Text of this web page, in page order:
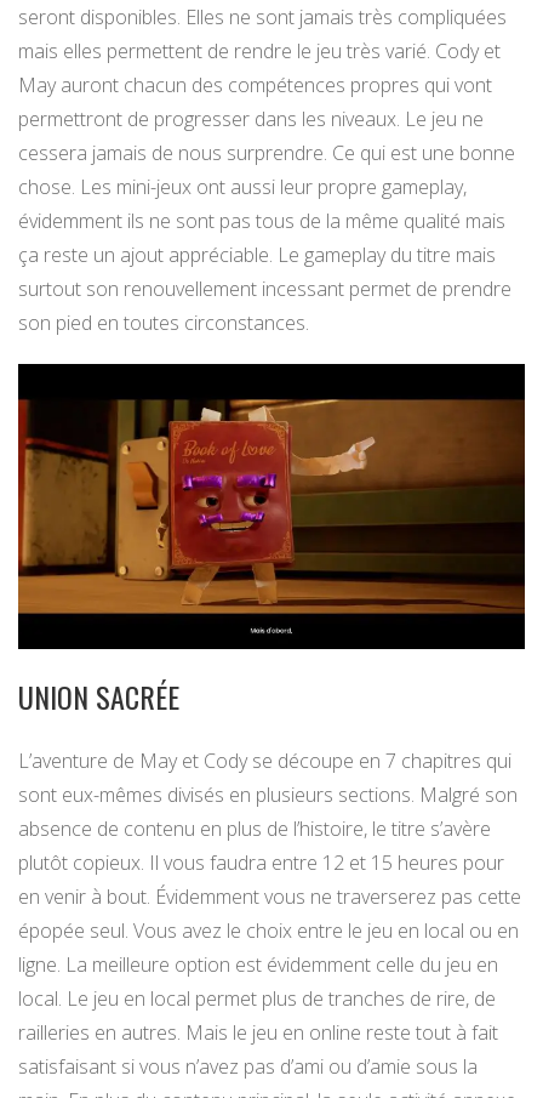
seront disponibles. Elles ne sont jamais très compliquées
mais elles permettent de rendre le jeu très varié. Cody et
May auront chacun des compétences propres qui vont
permettront de progresser dans les niveaux. Le jeu ne
cessera jamais de nous surprendre. Ce qui est une bonne
chose. Les mini-jeux ont aussi leur propre gameplay,
évidemment ils ne sont pas tous de la même qualité mais
ça reste un ajout appréciable. Le gameplay du titre mais
surtout son renouvellement incessant permet de prendre
son pied en toutes circonstances.
UNION SACRÉE
L’aventure de May et Cody se découpe en 7 chapitres qui
sont eux-mêmes divisés en plusieurs sections. Malgré son
absence de contenu en plus de l’histoire, le titre s’avère
plutôt copieux. Il vous faudra entre 12 et 15 heures pour
en venir à bout. Évidemment vous ne traverserez pas cette
épopée seul. Vous avez le choix entre le jeu en local ou en
ligne. La meilleure option est évidemment celle du jeu en
local. Le jeu en local permet plus de tranches de rire, de
railleries en autres. Mais le jeu en online reste tout à fait
satisfaisant si vous n’avez pas d’ami ou d’amie sous la